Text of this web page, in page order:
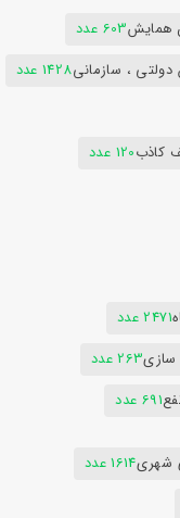
همایش603 عدد
دولتی ، سازمانی1428 عدد
کاذب120 عدد
2471 عدد
سازی263 عدد
691 عدد
شهری1614 عدد